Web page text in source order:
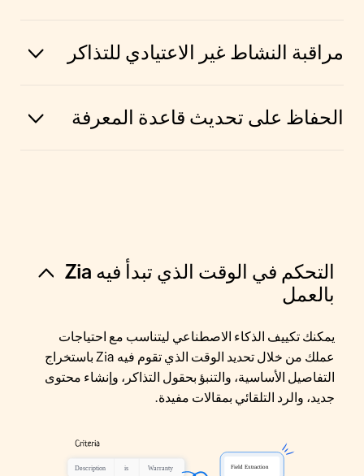
مراقبة النشاط غير الاعتيادي للتذاكر
الحفاظ على تحديث قاعدة المعرفة
التحكم في الوقت الذي تبدأ فيه Zia
بالعمل
يمكنك تكييف الذكاء الاصطناعي ليتناسب مع احتياجات
عملك من خلال تحديد الوقت الذي تقوم فيه Zia باستخراج
التفاصيل الأساسية، والتنبؤ بحقول التذاكر، وإنشاء محتوى
جديد، والرد التلقائي بمقالات مفيدة.